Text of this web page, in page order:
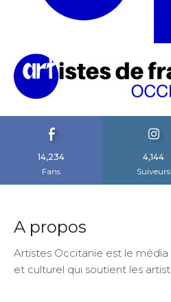
14,234
Fans
4,144
Suiveurs
A propos
Artistes Occitanie est le média
et culturel qui soutient les